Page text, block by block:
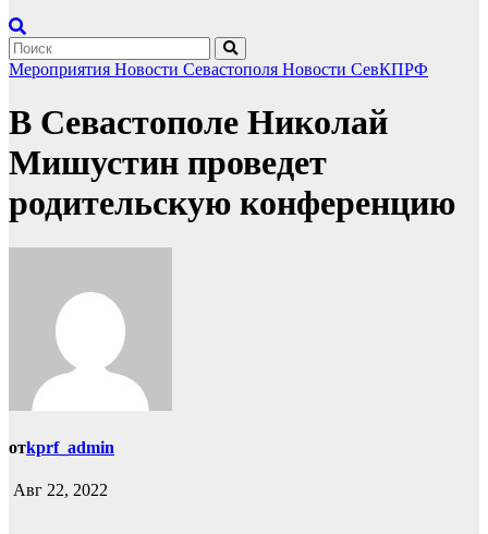
Мероприятия Новости Севастополя Новости СевКПРФ
В Севастополе Николай
Мишустин проведет
родительскую конференцию
отkprf_admin
Авг 22, 2022